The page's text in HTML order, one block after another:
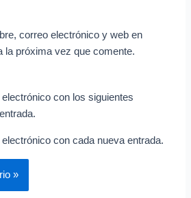
correo electrónico y web en
la próxima vez que comente.
con los siguientes
con cada nueva entrada.